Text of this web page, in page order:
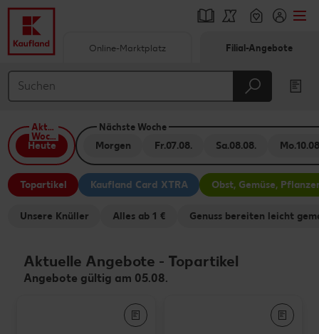
Hauptinhalt
Footer
Schwebender Seitenbereich
Online-Marktplatz Filial-Angebote
Aktuelle
Woche
Heute
Nächste Woche
Morgen Fr.07.08. Sa.08.08. Mo.
Topartikel Kaufland Card XTRA Obst, Gemüse,
Unsere Knüller Alles ab 1 € Genuss bereiten leicht
Aktuelle Angebote - Topartikel
Angebote gültig am 05.08.